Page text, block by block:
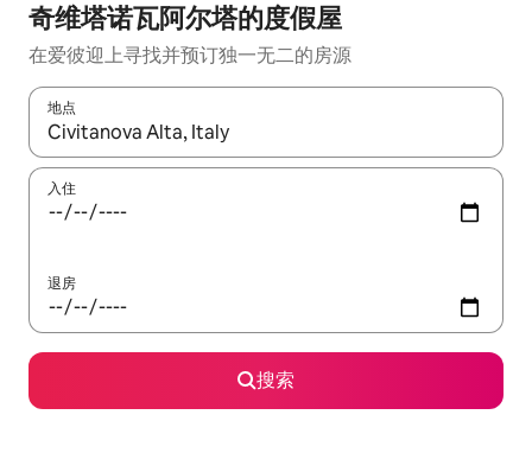
奇维塔诺瓦阿尔塔的度假屋
在爱彼迎上寻找并预订独一无二的房源
地点
如有搜索结果，请使用上下方向键查看，或通过点击或滑动手势
入住
退房
搜索